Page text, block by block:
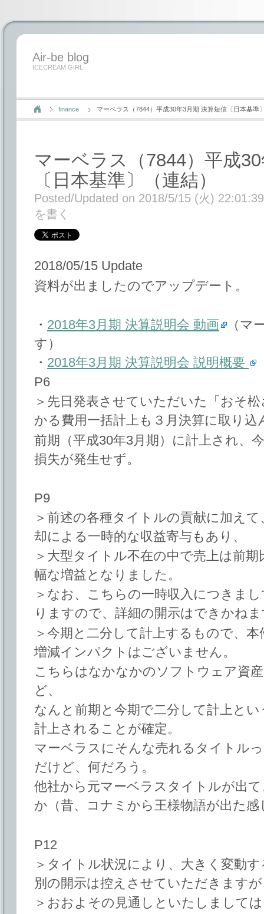
Air-be blog
ICECREAM GIRL
finance マーベラス（7844）平成30年3月期 決算短信〔日本基準
マーベラス（7844）平成
〔日本基準〕（連結）
Posted/Updated on 2018/5/15 (火) 22:01:39
を書く
2018/05/15 Update
資料が出ましたのでアップデート。
・ 2018年3月期 決算説明会 動画
（マ
す）
・ 2018年3月期 決算説明会 説明概要
P6
＞先日発表させていただいた「おそ
かる費用一括計上も３月決算に取り込
前期（平成30年3月期）に計上され、
損失が発生せず。
P9
＞前述の各種タイトルの貢献に加え
却による一時的な収益寄与もあり、
＞大型タイトル不在の中で売上は前
幅な増益となりました。
＞なお、こちらの一時収入につきま
りますので、詳細の開示はできかね
＞今期と二分して計上するもので、
増減インパクトはございません。
こちらはなかなかのソフトウェア資
ど、
なんと前期と今期で二分して計上と
計上されることが確定。
マーベラスにそんな売れるタイトル
だけど、何だろう。
他社から元マーベラスタイトルが出
か（昔、コナミから王様物語が出た感
P12
＞タイトル状況により、大きく変動
別の開示は控えさせていただきます
＞おおよその見通しといたしまして